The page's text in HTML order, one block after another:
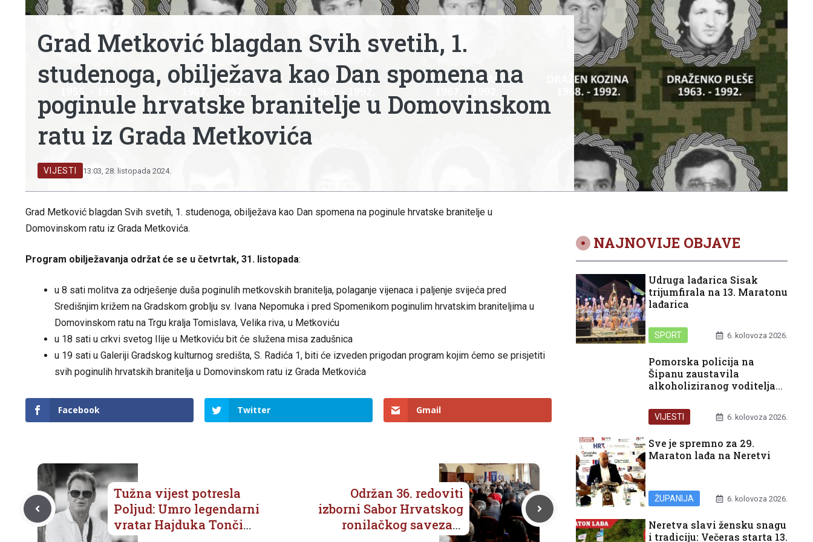
Grad Metković blagdan Svih svetih, 1.
studenoga, obilježava kao Dan spomena na
poginule hrvatske branitelje u Domovinskom
ratu iz Grada Metkovića
VIJESTI 13:03, 28. listopada 2024.
Grad Metković blagdan Svih svetih, 1. studenoga, obilježava kao Dan spomena na poginule hrvatske branitelje u
Domovinskom ratu iz Grada Metkovića.
Program obilježavanja održat će se u četvrtak, 31. listopada:
u 8 sati molitva za odrješenje duša poginulih metkovskih branitelja, polaganje vijenaca i paljenje svijeća pred
Središnjim križem na Gradskom groblju sv. Ivana Nepomuka i pred Spomenikom poginulim hrvatskim braniteljima u
Domovinskom ratu na Trgu kralja Tomislava, Velika riva, u Metkoviću
u 18 sati u crkvi svetog Ilije u Metkoviću bit će služena misa zadušnica
u 19 sati u Galeriji Gradskog kulturnog središta, S. Radića 1, biti će izveden prigodan program kojim ćemo se prisjetiti
svih poginulih hrvatskih branitelja u Domovinskom ratu iz Grada Metkovića
Facebook Twitter Gmail
Tužna vijest potresla
Poljud: Umro legendarni
vratar Hajduka Tonči
Održan 36. redoviti
izborni Sabor Hrvatskog
ronilačkog saveza u
NAJNOVIJE OBJAVE
Udruga lađarica Sisak
trijumfirala na 13. Maratonu
lađarica
SPORT 6. kolovoza 2026.
Pomorska policija na
Šipanu zaustavila
alkoholiziranog voditelja
VIJESTI 6. kolovoza 2026.
Sve je spremno za 29.
Maraton lađa na Neretvi
ŽUPANIJA 6. kolovoza 2026.
Neretva slavi žensku snagu
i tradiciju: Večeras starta 13.